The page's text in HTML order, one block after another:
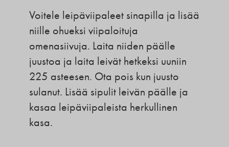
Voitele leipäviipaleet sinapilla ja lisää
niille ohueksi viipaloituja
omenasiivuja. Laita niiden päälle
juustoa ja laita leivät hetkeksi uuniin
225 asteesen. Ota pois kun juusto
sulanut. Lisää sipulit leivän päälle ja
kasaa leipäviipaleista herkullinen
kasa.